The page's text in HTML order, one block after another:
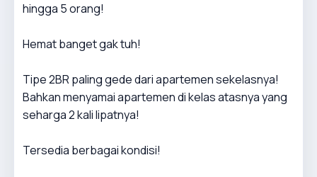
hingga 5 orang!
Hemat banget gak tuh!
Tipe 2BR paling gede dari apartemen sekelasnya!
Bahkan menyamai apartemen di kelas atasnya yang
seharga 2 kali lipatnya!
Tersedia berbagai kondisi!